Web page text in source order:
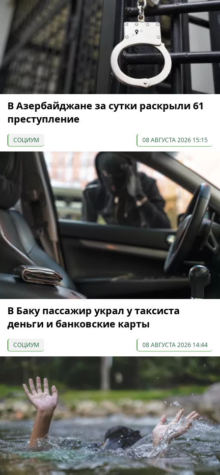
В Азербайджане за сутки раскрыли 61
преступление
СОЦИУМ 08 АВГУСТА 2026 15:15
В Баку пассажир украл у таксиста
деньги и банковские карты
СОЦИУМ 08 АВГУСТА 2026 14:44